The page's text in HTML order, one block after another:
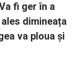
fi ger în a
dimineața
va ploua și